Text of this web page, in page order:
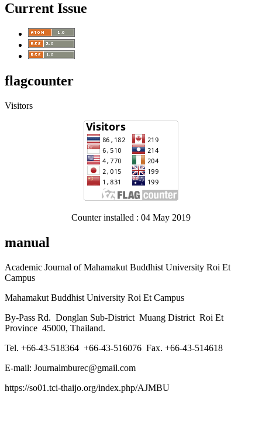
Current Issue
flagcounter
Visitors
Counter installed : 04 May 2019
manual
Academic Journal of Mahamakut Buddhist University Roi Et
Campus
Mahamakut Buddhist University Roi Et Campus
By-Pass Rd. Donglan Sub-District Muang District Roi Et
Province 45000, Thailand.
Tel. +66-43-518364 +66-43-516076 Fax. +66-43-514618
E-mail: Journalmburec@gmail.com
https://so01.tci-thaijo.org/index.php/AJMBU